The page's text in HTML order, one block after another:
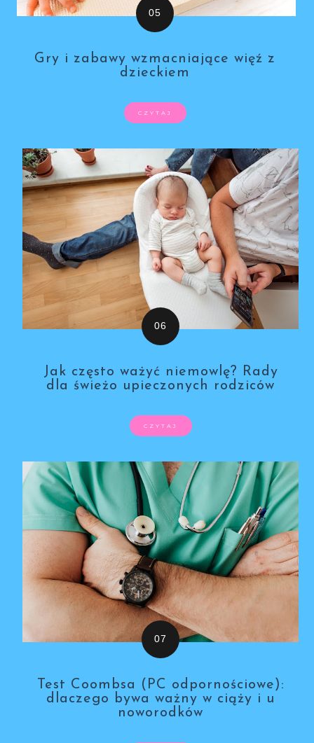
Gry i zabawy wzmacniające więź z
dzieckiem
CZYTAJ
Jak często ważyć niemowlę? Rady
dla świeżo upieczonych rodziców
CZYTAJ
Test Coombsa (PC odpornościowe):
dlaczego bywa ważny w ciąży i u
noworodków